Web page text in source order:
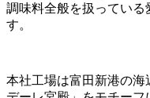
調味料全般を扱ってい
す。
本社工場は富田新港の